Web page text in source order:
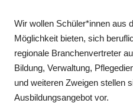
Wir wollen Schüler*innen aus
Möglichkeit bieten, sich
regionale Branchenvertreter
Bildung, Verwaltung,
und weiteren Zweigen stellen
Ausbildungsangebot vor.